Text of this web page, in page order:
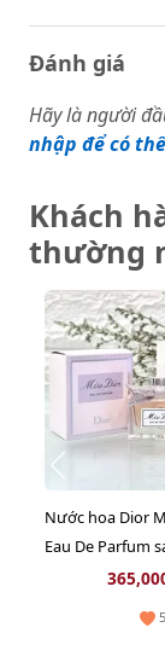
Đánh giá
Hãy là người
nhập để có
Khách
thường
Nước hoa Dior
Eau De Parfum
và quyến rũ -
5